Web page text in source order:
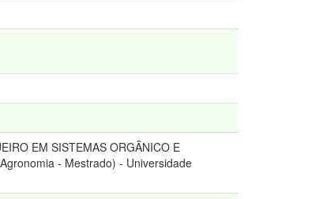
EM SISTEMAS ORGÂNICO E
- Mestrado) - Universidade